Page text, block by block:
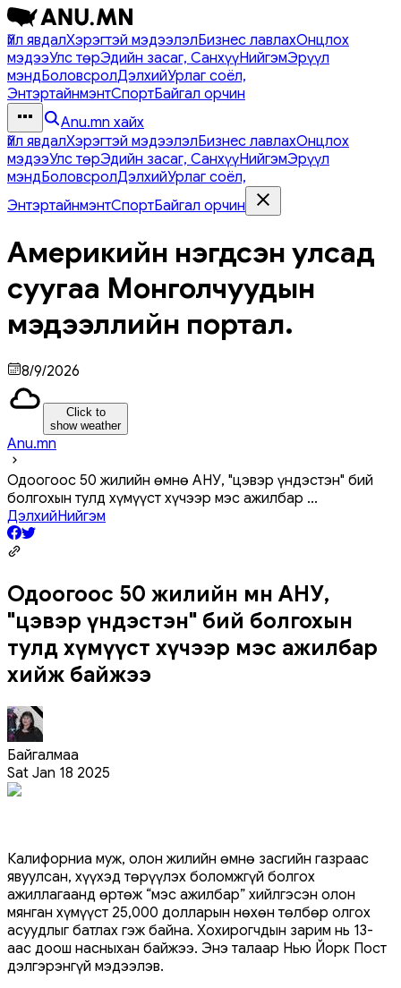
Үйл явдалХэрэгтэй мэдээлэлБизнес лавлахОнцлох
мэдээУлс төрЭдийн засаг, СанхүүНийгэмЭрүүл
мэндБоловсролДэлхийУрлаг соёл,
ЭнтэртайнмэнтСпортБайгал орчин
Anu.mn хайх
Үйл явдалХэрэгтэй мэдээлэлБизнес лавлахОнцлох
мэдээУлс төрЭдийн засаг, СанхүүНийгэмЭрүүл
мэндБоловсролДэлхийУрлаг соёл,
ЭнтэртайнмэнтСпортБайгал орчин
Америкийн нэгдсэн улсад
суугаа Монголчуудын
мэдээллийн портал.
8/9/2026
Click to
show weather
Anu.mn
Одоогоос 50 жилийн өмнө АНУ, "цэвэр үндэстэн" бий
болгохын тулд хүмүүст хүчээр мэс ажилбар ...
ДэлхийНийгэм
Одоогоос 50 жилийн өмнө АНУ,
"цэвэр үндэстэн" бий болгохын
тулд хүмүүст хүчээр мэс ажилбар
хийж байжээ
Байгалмаа
Sat Jan 18 2025
Калифорниа муж, олон жилийн өмнө засгийн газраас
явуулсан, хүүхэд төрүүлэх боломжгүй болгох
ажиллагаанд өртөж “мэс ажилбар” хийлгэсэн олон
мянган хүмүүст 25,000 долларын нөхөн төлбөр олгох
асуудлыг батлах гэж байна. Хохирогчдын зарим нь 13-
аас доош насныхан байжээ. Энэ талаар Нью Йорк Пост
дэлгэрэнгүй мэдээлэв.